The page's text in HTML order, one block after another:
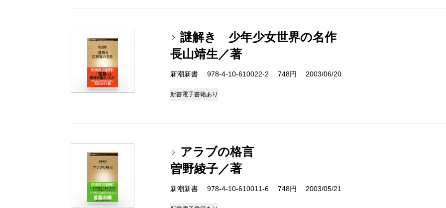
謎解き 少年少女世界の名作
長山靖生／著
新潮新書 978-4-10-610022-2 748円 2003/06/20
新書電子書籍あり
アラブの格言
曽野綾子／著
新潮新書 978-4-10-610011-6 748円 2003/05/21